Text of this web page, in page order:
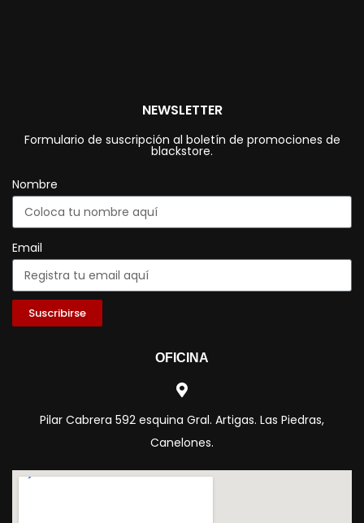
NEWSLETTER
Formulario de suscripción al boletín de promociones de
blackstore.
Nombre
Email
Suscribirse
OFICINA
Pilar Cabrera 592 esquina Gral. Artigas. Las Piedras,
Canelones.